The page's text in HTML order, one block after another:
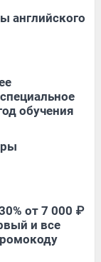
английского
обучения
от 7 000 ₽
и все